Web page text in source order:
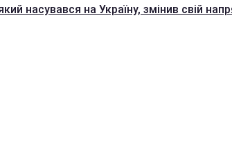
насувався на Україну, змінив свій